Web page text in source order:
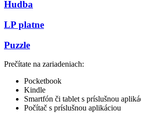
Hudba
LP platne
Puzzle
Prečítate na zariadeniach:
Pocketbook
Kindle
Smartfón či tablet s príslušnou
Počítač s príslušnou aplikáciou